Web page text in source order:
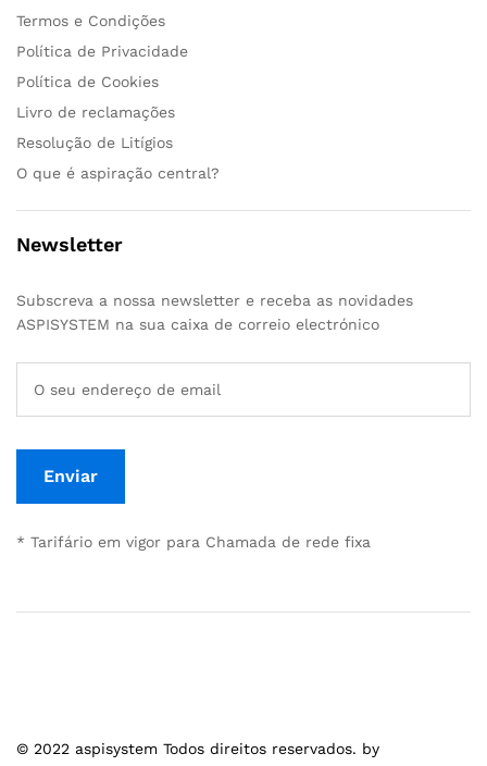
Termos e Condições
Política de Privacidade
Política de Cookies
Livro de reclamações
Resolução de Litígios
O que é aspiração central?
Newsletter
Subscreva a nossa newsletter e receba as novidades
ASPISYSTEM na sua caixa de correio electrónico
* Tarifário em vigor para Chamada de rede fixa
© 2022 aspisystem Todos direitos reservados. by